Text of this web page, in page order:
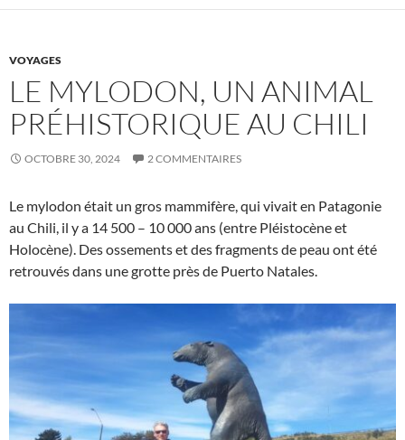
VOYAGES
LE MYLODON, UN ANIMAL
PRÉHISTORIQUE AU CHILI
OCTOBRE 30, 2024 2 COMMENTAIRES
Le mylodon était un gros mammifère, qui vivait en Patagonie
au Chili, il y a 14 500 – 10 000 ans (entre Pléistocène et
Holocène). Des ossements et des fragments de peau ont été
retrouvés dans une grotte près de Puerto Natales.